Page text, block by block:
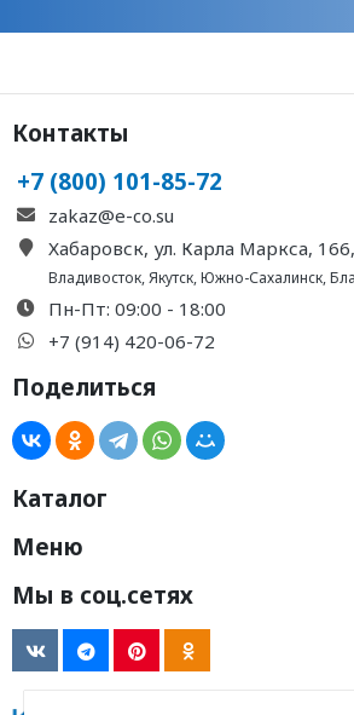
Контакты
+7 (800) 101-85-72
zakaz@e-co.su
Хабаровск, ул. Карла Маркса,
Владивосток,Якутск,Южно-Сахалинск,
Пн-Пт: 09:00 - 18:00
+7 (914) 420-06-72
Поделиться
Каталог
Меню
Мы в соц.сетях